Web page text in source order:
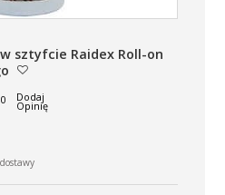
sztyfcie Raidex Roll-on
Dodaj
Opinię